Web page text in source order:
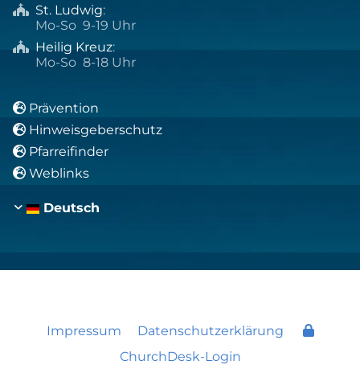
 St. Ludwig:
Mo-So 9-19 Uhr
 Heilig Kreuz:
Mo-So 8-18 Uhr
 Prävention
 Hinweisgeberschutz
 Pfarreifinder
 Weblinks
Deutsch
Impressum
Datenschutzerklärung
ChurchDesk-Login